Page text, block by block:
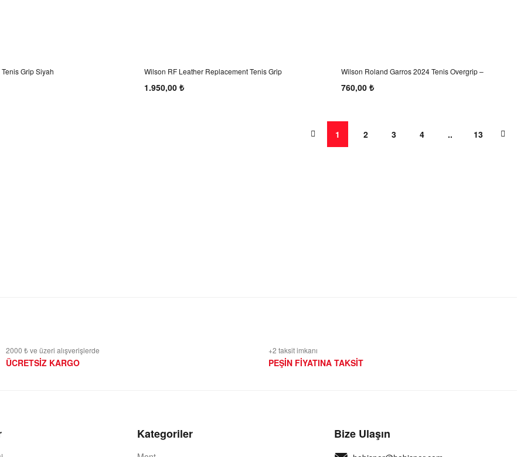
Grip Siyah
Wilson RF Leather Replacement Tenis Grip
1.950,00 ₺
Wilson Roland Garros 2024 Tenis Overgrip –
760,00 ₺
1 2 3 4 .. 13
2000 ₺ ve üzeri alışverişlerde
ÜCRETSİZ KARGO
+2 taksit imkanı
PEŞİN FİYATINA TAKSİT
Kategoriler Bize Ulaşın